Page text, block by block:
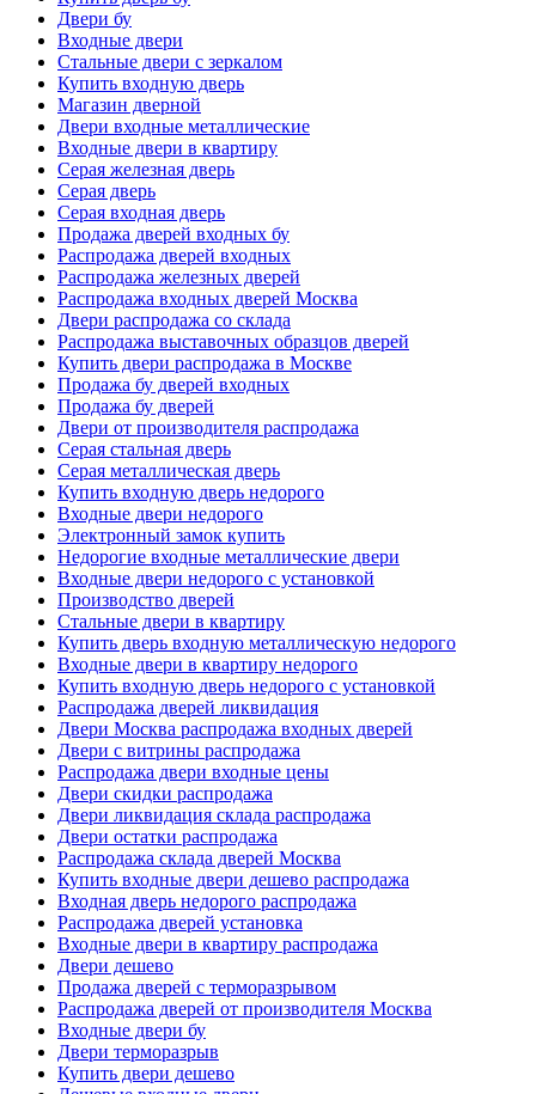
Двери бу
Входные двери
Стальные двери с зеркалом
Купить входную дверь
Магазин дверной
Двери входные металлические
Входные двери в квартиру
Серая железная дверь
Серая дверь
Серая входная дверь
Продажа дверей входных бу
Распродажа дверей входных
Распродажа железных дверей
Распродажа входных дверей Москва
Двери распродажа со склада
Распродажа выставочных образцов дверей
Купить двери распродажа в Москве
Продажа бу дверей входных
Продажа бу дверей
Двери от производителя распродажа
Серая стальная дверь
Серая металлическая дверь
Купить входную дверь недорого
Входные двери недорого
Электронный замок купить
Недорогие входные металлические двери
Входные двери недорого с установкой
Производство дверей
Стальные двери в квартиру
Купить дверь входную металлическую недорого
Входные двери в квартиру недорого
Купить входную дверь недорого с установкой
Распродажа дверей ликвидация
Двери Москва распродажа входных дверей
Двери с витрины распродажа
Распродажа двери входные цены
Двери скидки распродажа
Двери ликвидация склада распродажа
Двери остатки распродажа
Распродажа склада дверей Москва
Купить входные двери дешево распродажа
Входная дверь недорого распродажа
Распродажа дверей установка
Входные двери в квартиру распродажа
Двери дешево
Продажа дверей с терморазрывом
Распродажа дверей от производителя Москва
Входные двери бу
Двери терморазрыв
Купить двери дешево